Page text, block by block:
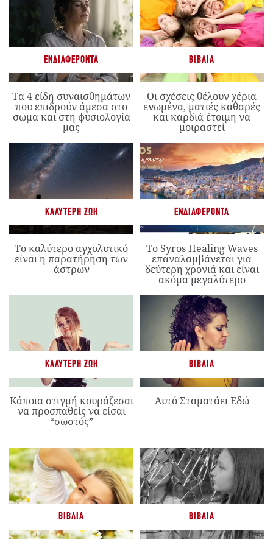
ΕΝΔΙΑΦΈΡΟΝΤΑ
Τα 4 είδη συναισθημάτων
που επιδρούν άμεσα στο
σώμα και στη φυσιολογία
μας
ΒΙΒΛΊΑ
Οι σχέσεις θέλουν χέρια
ενωμένα, ματιές καθαρές
και καρδιά έτοιμη να
μοιραστεί
ΚΑΛΎΤΕΡΗ ΖΩΉ
Το καλύτερο αγχολυτικό
είναι η παρατήρηση των
άστρων
ΕΝΔΙΑΦΈΡΟΝΤΑ
Το Syros Healing Waves
επαναλαμβάνεται για
δεύτερη χρονιά και είναι
ακόμα μεγαλύτερο
ΚΑΛΎΤΕΡΗ ΖΩΉ
Κάποια στιγμή κουράζεσαι
να προσπαθείς να είσαι
“σωστός”
ΒΙΒΛΊΑ
Αυτό Σταματάει Εδώ
ΒΙΒΛΊΑ ΒΙΒΛΊΑ